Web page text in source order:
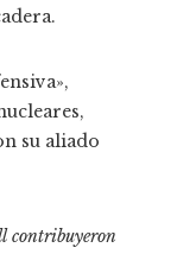
su aliado
contribuyeron